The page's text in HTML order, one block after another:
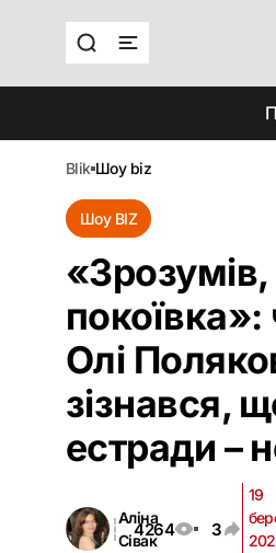
blik шоу biz
Шоу BIZ
покоївка»:
Олі
зізнався,
естради –
Аліна
Сівак
4264 3
19